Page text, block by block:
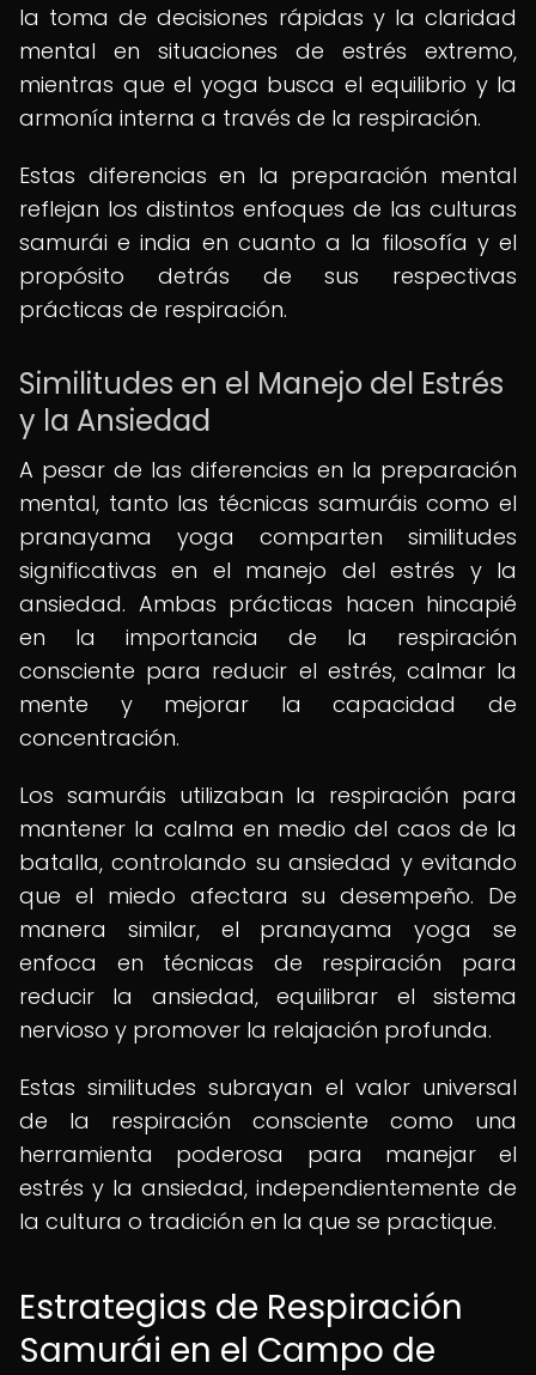
la toma de decisiones rápidas y la claridad
mental en situaciones de estrés extremo,
mientras que el yoga busca el equilibrio y la
armonía interna a través de la respiración.
Estas diferencias en la preparación mental
reflejan los distintos enfoques de las culturas
samurái e india en cuanto a la filosofía y el
propósito detrás de sus respectivas
prácticas de respiración.
Similitudes en el Manejo del Estrés
y la Ansiedad
A pesar de las diferencias en la preparación
mental, tanto las técnicas samuráis como el
pranayama yoga comparten similitudes
significativas en el manejo del estrés y la
ansiedad. Ambas prácticas hacen hincapié
en la importancia de la respiración
consciente para reducir el estrés, calmar la
mente y mejorar la capacidad de
concentración.
Los samuráis utilizaban la respiración para
mantener la calma en medio del caos de la
batalla, controlando su ansiedad y evitando
que el miedo afectara su desempeño. De
manera similar, el pranayama yoga se
enfoca en técnicas de respiración para
reducir la ansiedad, equilibrar el sistema
nervioso y promover la relajación profunda.
Estas similitudes subrayan el valor universal
de la respiración consciente como una
herramienta poderosa para manejar el
estrés y la ansiedad, independientemente de
la cultura o tradición en la que se practique.
Estrategias de Respiración
Samurái en el Campo de